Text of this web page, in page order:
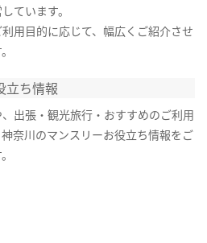
ています。
用目的に応じて、幅広くご紹介させ
立ち情報
出張・観光旅行・おすすめのご利用
奈川のマンスリーお役立ち情報をご